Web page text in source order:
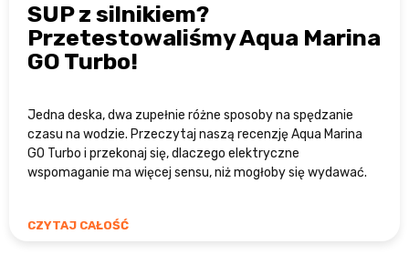
SUP z silnikiem?
Przetestowaliśmy Aqua Marina
GO Turbo!
Jedna deska, dwa zupełnie różne sposoby na spędzanie
czasu na wodzie. Przeczytaj naszą recenzję Aqua Marina
GO Turbo i przekonaj się, dlaczego elektryczne
wspomaganie ma więcej sensu, niż mogłoby się wydawać.
CZYTAJ CAŁOŚĆ